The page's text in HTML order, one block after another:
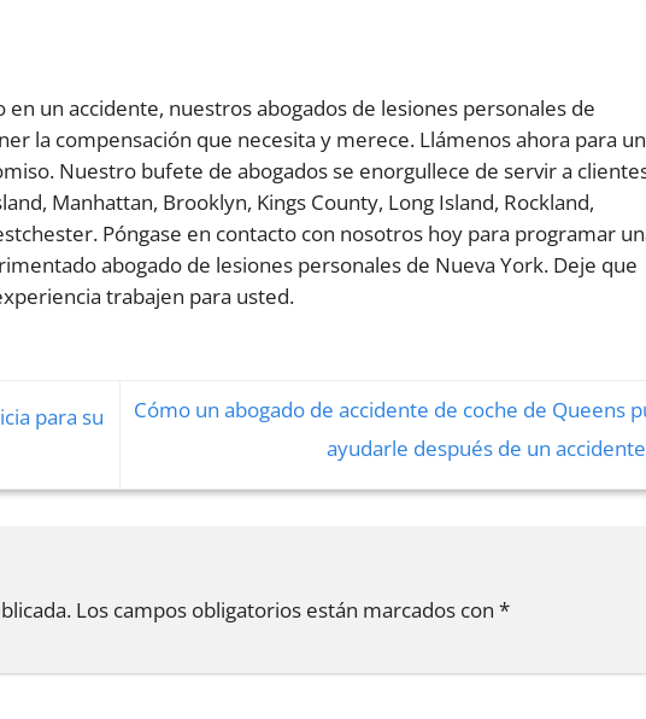
en un accidente, nuestros abogados de lesiones personales de
la compensación que necesita y merece. Llámenos ahora para
Nuestro bufete de abogados se enorgullece de servir a
Manhattan, Brooklyn, Kings County, Long Island, Rockland,
Póngase en contacto con nosotros hoy para programar
abogado de lesiones personales de Nueva York. Deje que
trabajen para usted.
para su
Cómo un abogado de accidente de coche de Queens
ayudarle después de un accidente
Los campos obligatorios están marcados con *